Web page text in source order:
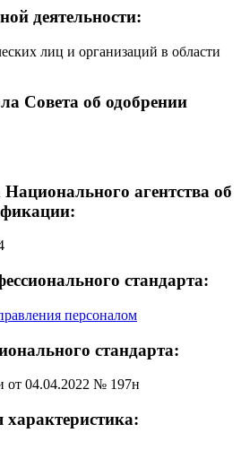
деятельности:
лиц и организаций в области
Совета об одобрении
агентства об
стандарта:
персоналом
стандарта:
от 04.04.2022 № 197н